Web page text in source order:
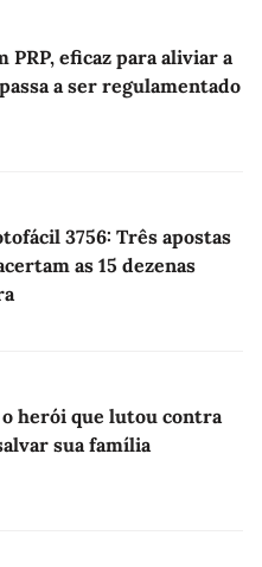
PRP, eficaz para aliviar a
a ser regulamentado
3756: Três apostas
as 15 dezenas
herói que lutou contra
sua família